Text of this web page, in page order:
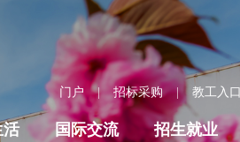
门户 | 招标采购 | 教工入口
活 国际交流 招生就业